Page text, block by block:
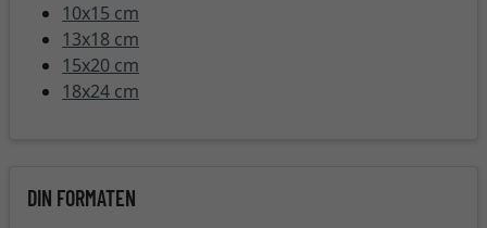
10x15 cm
13x18 cm
15x20 cm
18x24 cm
DIN FORMATEN